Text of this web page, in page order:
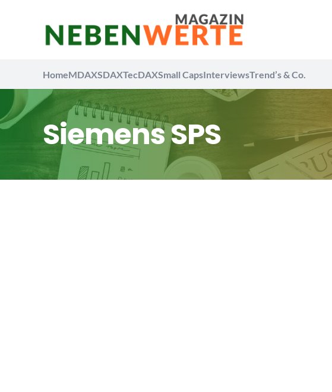
HomeMDAXSDAXTecDAXSmall CapsInterviewsTrend’s & Co.
Siemens SPS